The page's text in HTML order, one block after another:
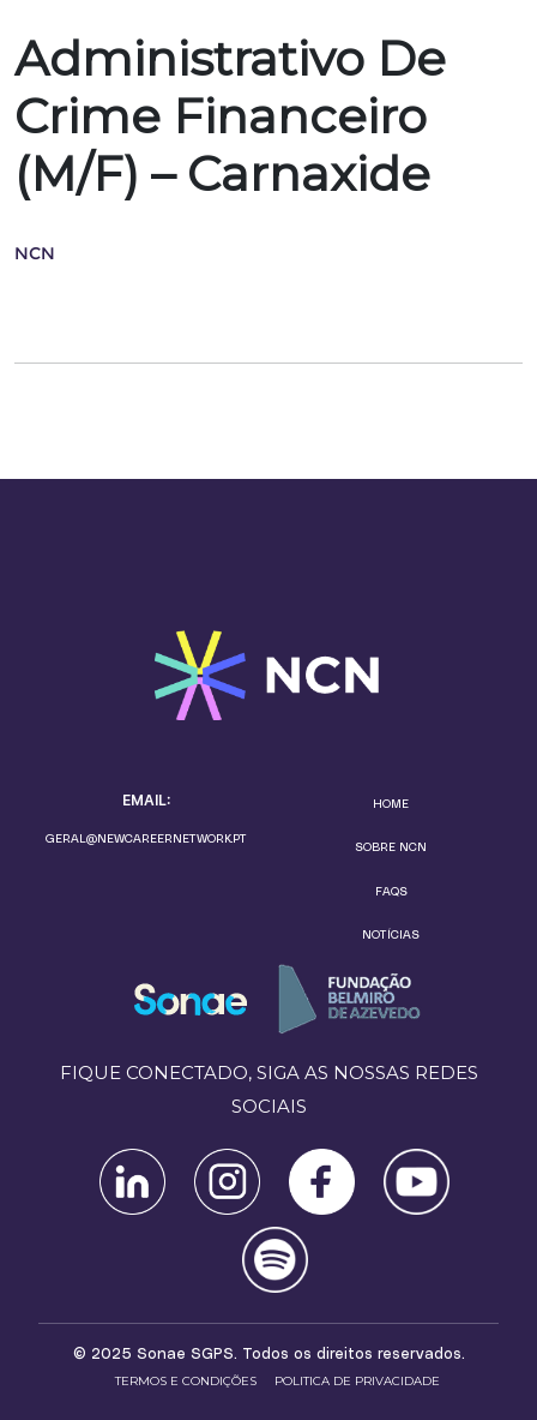
Administrativo De
Crime Financeiro
(M/F) – Carnaxide
NCN
EMAIL:
GERAL@NEWCAREERNETWORK.PT
HOME
SOBRE NCN
FAQS
NOTÍCIAS
FIQUE CONECTADO, SIGA AS NOSSAS REDES
SOCIAIS
© 2025 Sonae SGPS. Todos os direitos reservados.
TERMOS E CONDIÇÕES
POLITICA DE PRIVACIDADE